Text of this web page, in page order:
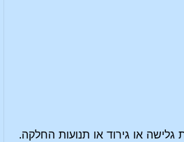
או גירוד או תנועות החלקה.